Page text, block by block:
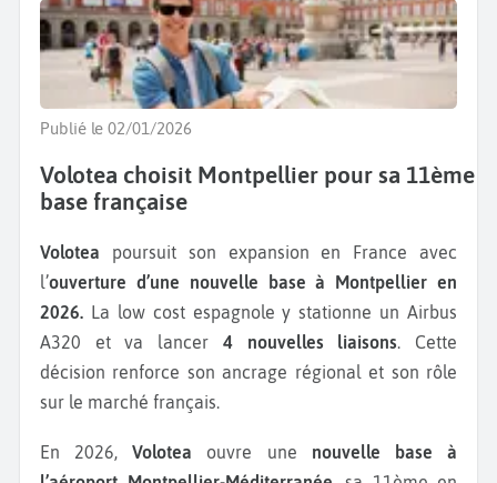
Publié le 02/01/2026
Volotea choisit Montpellier pour sa 11ème
base française
Volotea poursuit son expansion en France avec
l’ouverture d’une nouvelle base à Montpellier en
2026. La low cost espagnole y stationne un Airbus
A320 et va lancer 4 nouvelles liaisons. Cette
décision renforce son ancrage régional et son rôle
sur le marché français.
En 2026,Volotea ouvre une nouvelle base à